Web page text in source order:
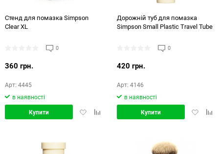
Стенд для помазка Simpson
Clear XL
0
360 грн.
Арт: 4445
в наявності
ДодатиДодати
Купити
Дорожній туб для помазка
Simpson Small Plastic Travel Tube
0
420 грн.
Арт: 4146
в наявності
Додати
Купити